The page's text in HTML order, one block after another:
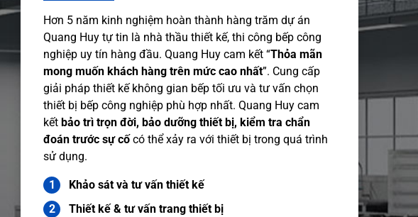
Hơn 5 năm kinh nghiệm hoàn thành hàng trăm dự án
Quang Huy tự tin là nhà thầu thiết kế, thi công bếp công
nghiệp uy tín hàng đầu. Quang Huy cam kết “Thỏa mãn
mong muốn khách hàng trên mức cao nhất”. Cung cấp
giải pháp thiết kế không gian bếp tối ưu và tư vấn chọn
thiết bị bếp công nghiệp phù hợp nhất. Quang Huy cam
kết bảo trì trọn đời, bảo dưỡng thiết bị, kiểm tra chẩn
đoán trước sự cố có thể xảy ra với thiết bị trong quá trình
sử dụng.
Khảo sát và tư vấn thiết kế
Thiết kế & tư vấn trang thiết bị